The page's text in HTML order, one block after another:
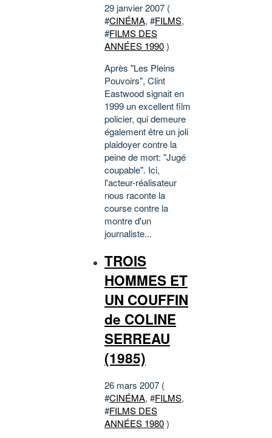
29 janvier 2007 (
#CINÉMA, #FILMS,
#FILMS DES
ANNÉES 1990)
Après "Les Pleins
Pouvoirs", Clint
Eastwood signait en
1999 un excellent film
policier, qui demeure
également être un joli
plaidoyer contre la
peine de mort: "Jugé
coupable". Ici,
l'acteur-réalisateur
nous raconte la
course contre la
montre d'un
journaliste...
TROIS
HOMMES ET
UN COUFFIN
de COLINE
SERREAU
(1985)
26 mars 2007 (
#CINÉMA, #FILMS,
#FILMS DES
ANNÉES 1980)